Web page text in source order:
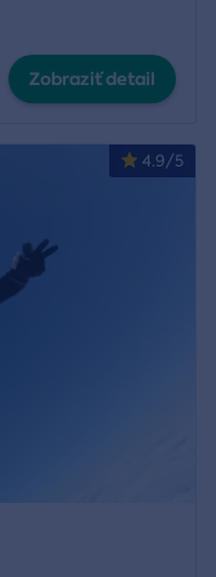
Zobraziť detail
4.9/5